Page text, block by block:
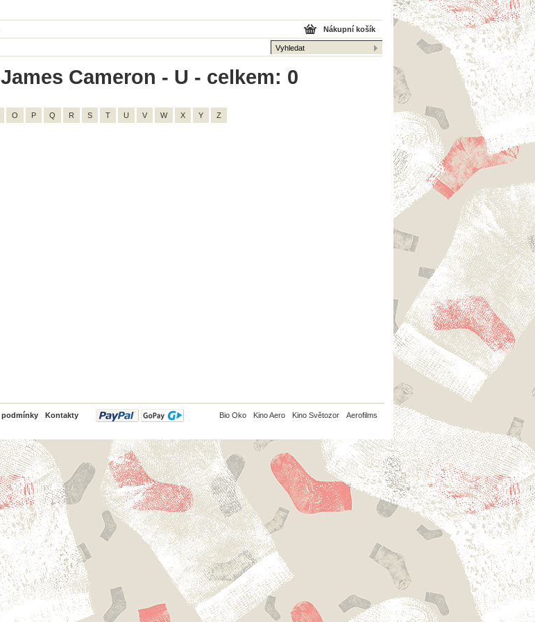
Nákupní košík
Cameron - U - celkem: 0
O P Q R S T U V W X Y Z
Kontakty Bio Oko Kino Aero Kino Světozor Aerofilms